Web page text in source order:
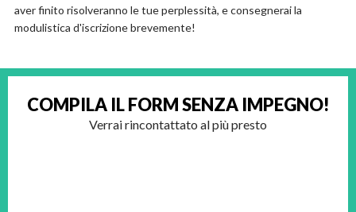
aver finito risolveranno le tue perplessità, e consegnerai la
modulistica d'iscrizione brevemente!
COMPILA IL FORMSENZA IMPEGNO!
Verrai rincontattato al più presto